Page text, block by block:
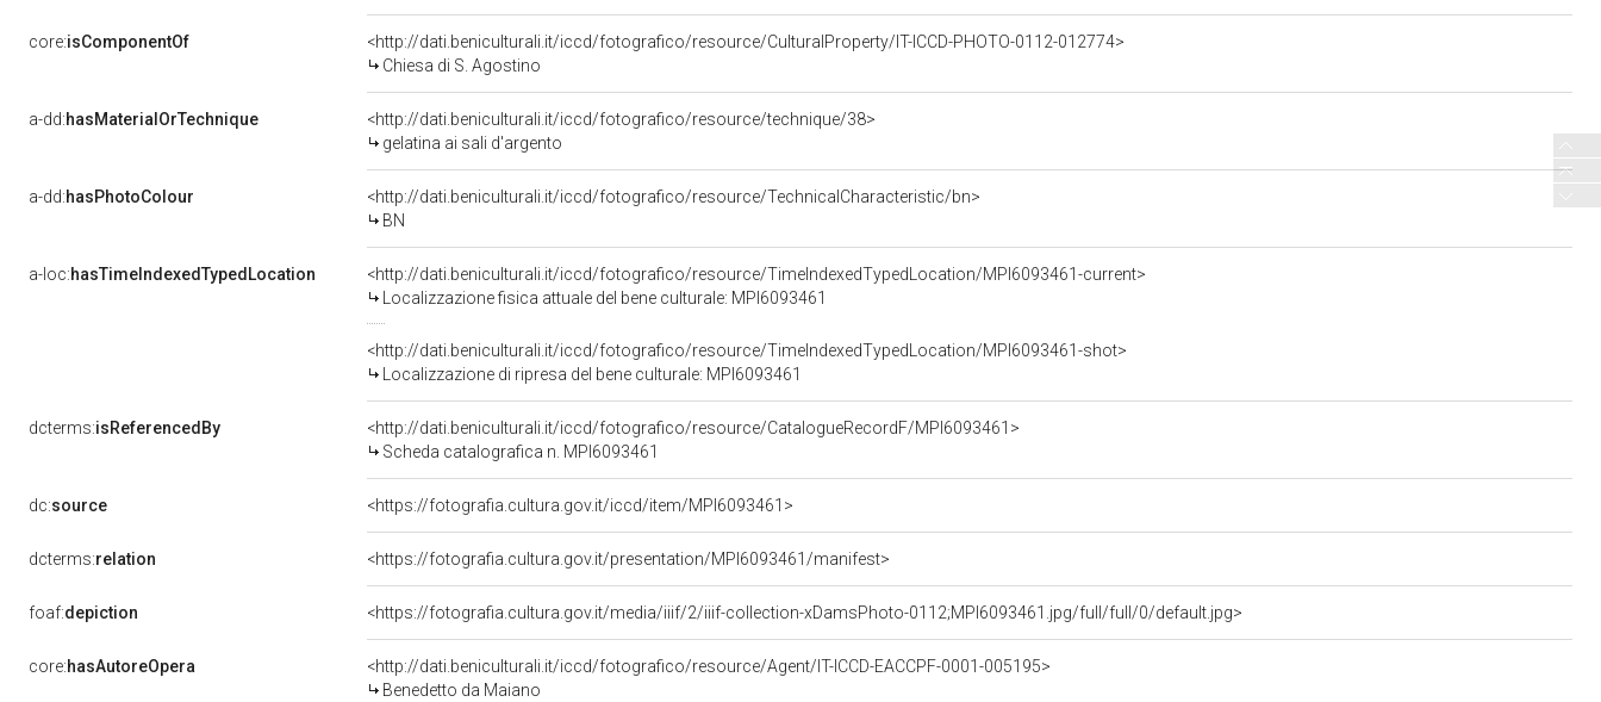
core:isComponentOf
<http://dati.beniculturali.it/iccd/fotografico/resource/CulturalProperty/IT-ICCD-PHOTO-0112-012774>
Chiesa di S. Agostino
a-dd:hasMaterialOrTechnique
<http://dati.beniculturali.it/iccd/fotografico/resource/technique/38>
gelatina ai sali d'argento
a-dd:hasPhotoColour
<http://dati.beniculturali.it/iccd/fotografico/resource/TechnicalCharacteristic/bn>
BN
a-loc:hasTimeIndexedTypedLocation
<http://dati.beniculturali.it/iccd/fotografico/resource/TimeIndexedTypedLocation/MPI6093461-current>
Localizzazione fisica attuale del bene culturale: MPI6093461
<http://dati.beniculturali.it/iccd/fotografico/resource/TimeIndexedTypedLocation/MPI6093461-shot>
Localizzazione di ripresa del bene culturale: MPI6093461
dcterms:isReferencedBy
<http://dati.beniculturali.it/iccd/fotografico/resource/CatalogueRecordF/MPI6093461>
Scheda catalografica n. MPI6093461
dc:source <https://fotografia.cultura.gov.it/iccd/item/MPI6093461>
dcterms:relation <https://fotografia.cultura.gov.it/presentation/MPI6093461/manifest>
foaf:depiction <https://fotografia.cultura.gov.it/media/iiif/2/iiif-collection-xDamsPhoto-0112;MPI6093461.jpg/full/full/0/default.jpg>
core:hasAutoreOpera
<http://dati.beniculturali.it/iccd/fotografico/resource/Agent/IT-ICCD-EACCPF-0001-005195>
Benedetto da Maiano